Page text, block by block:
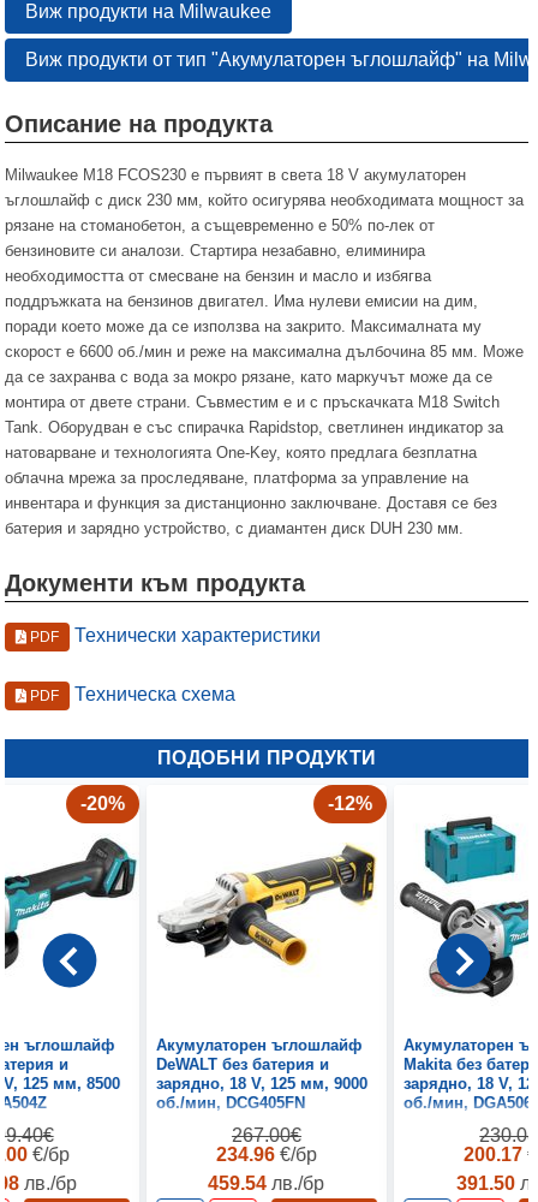
Виж продукти на Milwaukee
Виж продукти от тип "Акумулаторен ъглошлайф" на
Описание на продукта
Milwaukee M18 FCOS230 е първият в света 18 V акумулаторен
ъглошлайф с диск 230 мм, който осигурява необходимата мощност за
рязане на стоманобетон, а същевременно е 50% по-лек от
бензиновите си аналози. Стартира незабавно, елиминира
необходимостта от смесване на бензин и масло и избягва
поддръжката на бензинов двигател. Има нулеви емисии на дим,
поради което може да се използва на закрито. Максималната му
скорост е 6600 об./мин и реже на максимална дълбочина 85 мм. Може
да се захранва с вода за мокро рязане, като маркучът може да се
монтира от двете страни. Съвместим е и с пръскачката M18 Switch
Tank. Оборудван е със спирачка Rapidstop, светлинен индикатор за
натоварване и технологията One-Key, която предлага безплатна
облачна мрежа за проследяване, платформа за управление на
инвентара и функция за дистанционно заключване. Доставя се без
батерия и зарядно устройство, с диамантен диск DUH 230 мм.
Документи към продукта
PDF Технически характеристики
PDF Техническа схема
ПОДОБНИ ПРОДУКТИ
-20%
ъглошлайф
и
125 мм, 8500
€/бр
лв./бр
-12%
Акумулаторен ъглошлайф
DeWALT без батерия и
зарядно, 18 V, 125 мм, 9000
об./мин, DCG405FN
267.00€
234.96 €/бр
459.54 лв./бр
Акумулаторен
Makita без
зарядно, 18 V,
об./мин,
200.17
391.50